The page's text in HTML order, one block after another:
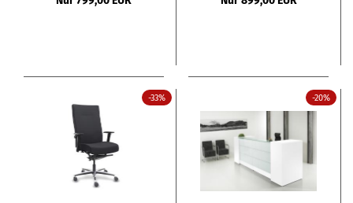
-33% -20%